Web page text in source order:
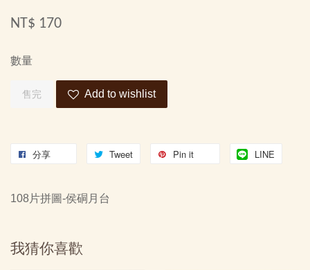
NT$ 170
數量
售完 Add to wishlist
分享 Tweet Pin it LINE
108片拼圖-侯硐月台
我猜你喜歡